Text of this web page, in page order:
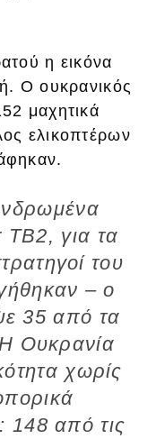
η εικόνα
Ο ουκρανικός
μαχητικά
ελικοπτέρων
για τα
του
– ο
35 από τα
Ουκρανία
χωρίς
148 από τις